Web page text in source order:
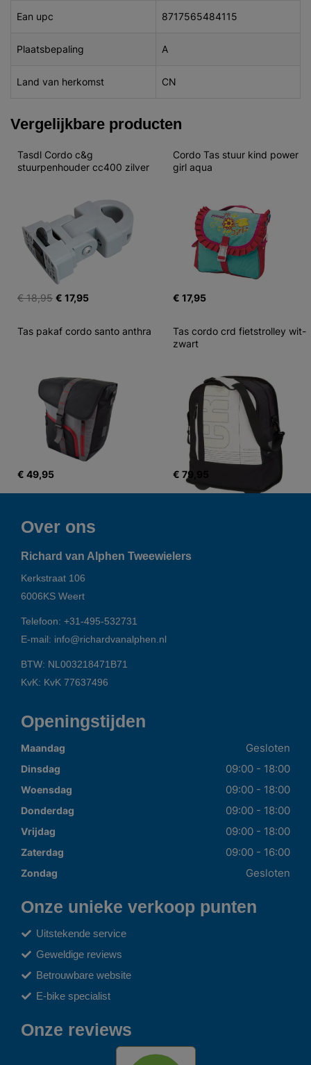
Ean upc 8717565484115
Plaatsbepaling A
Land van herkomst CN
Vergelijkbare producten
Tasdl Cordo c&g
stuurpenhouder cc400 zilver
€ 18,95 € 17,95
Cordo Tas stuur kind power
girl aqua
€ 17,95
Tas pakaf cordo santo anthra
€ 49,95
Tas cordo crd fietstrolley wit-
zwart
€ 79,95
Over ons
Richard van Alphen Tweewielers
Kerkstraat 106
6006KS Weert
Telefoon: +31-495-532731
E-mail: info@richardvanalphen.nl
BTW: NL003218471B71
KvK: KvK 77637496
Openingstijden
Maandag Gesloten
Dinsdag 09:00 - 18:00
Woensdag 09:00 - 18:00
Donderdag 09:00 - 18:00
Vrijdag 09:00 - 18:00
Zaterdag 09:00 - 16:00
Zondag Gesloten
Onze unieke verkoop punten
Uitstekende service
Geweldige reviews
Betrouwbare website
E-bike specialist
Onze reviews